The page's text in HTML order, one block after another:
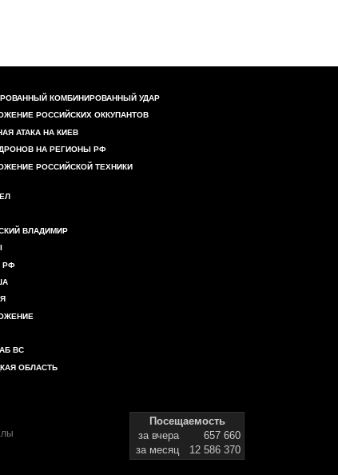
КОМБИНИРОВАННЫЙ УДАР
РОССИЙСКИХ ОККУПАНТОВ
АТАКА НА КИЕВ
ДРОНОВ НА РЕГИОНЫ РФ
РОССИЙСКОЙ ТЕХНИКИ
ВЛАДИМИР
РФ
ВС
ОБЛАСТЬ
Посещаемость
за вчера
657 660
за месяц
12 586 370